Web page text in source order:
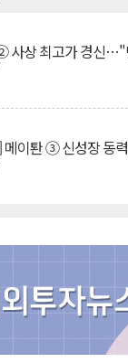
사상 최고가 경신…"
메이퇀 ③ 신성장 동